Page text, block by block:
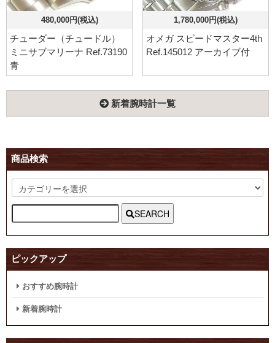
480,000円(税込)
チューダー（チュードル）
ミニサブマリーナ Ref.73190
青
1,780,000円(税込)
オメガ スピードマスター4th
Ref.145012 アーカイブ付
新着腕時計一覧
商品検索
SEARCH
ピックアップ
おすすめ腕時計
新着腕時計